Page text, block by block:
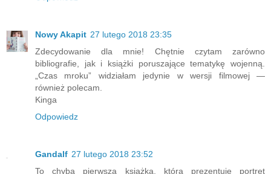
Nowy Akapit 27 lutego 2018 23:35
Zdecydowanie dla mnie! Chętnie czytam zarówno
bibliografie, jak i książki poruszające tematykę wojenną.
„Czas mroku” widziałam jedynie w wersji filmowej —
również polecam.
Kinga
Odpowiedz
Gandalf 27 lutego 2018 23:52
To chyba pierwsza książka, która prezentuje portret